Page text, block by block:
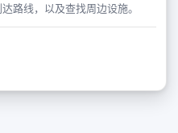
路线，以及查找周边设施。